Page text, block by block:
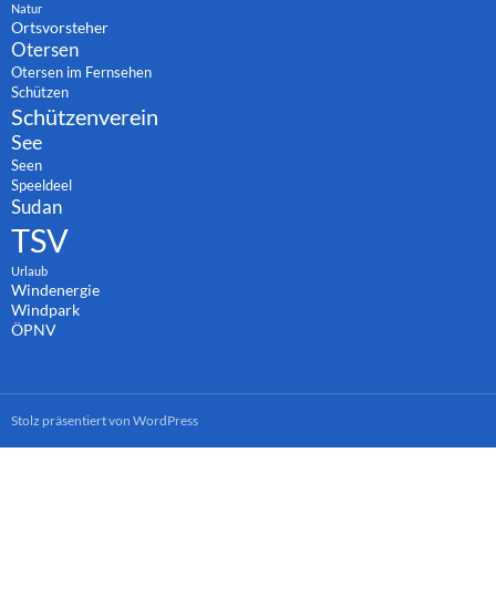
Natur
Ortsvorsteher
Otersen
Otersen im Fernsehen
Schützen
Schützenverein
See
Seen
Speeldeel
Sudan
TSV
Urlaub
Windenergie
Windpark
ÖPNV
Stolz präsentiert von WordPress